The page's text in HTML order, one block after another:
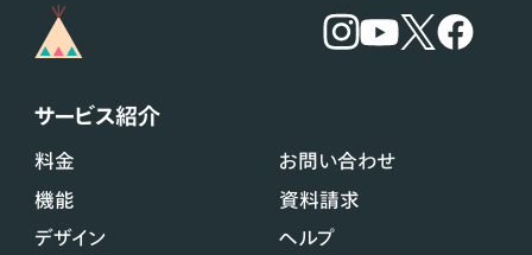
サービス紹介
料金
機能
デザイン
お問い合わせ
資料請求
ヘルプ